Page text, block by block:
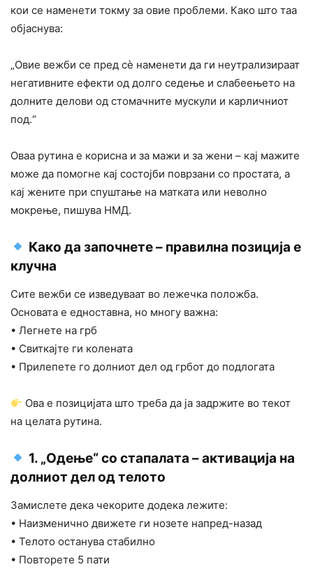
кои се наменети токму за овие проблеми. Како што таа
објаснува:
„Овие вежби се пред сè наменети да ги неутрализираат
негативните ефекти од долго седење и слабеењето на
долните делови од стомачните мускули и карличниот
под.“
Оваа рутина е корисна и за мажи и за жени – кај мажите
може да помогне кај состојби поврзани со простата, а
кај жените при спуштање на матката или неволно
мокрење, пишува НМД.
Како да започнете – правилна позиција е
клучна
Сите вежби се изведуваат во лежечка положба.
Основата е едноставна, но многу важна:
• Легнете на грб
• Свиткајте ги колената
• Прилепете го долниот дел од грбот до подлогата
Ова е позицијата што треба да ја задржите во текот
на целата рутина.
1. „Одење“ со стапалата – активација на
долниот дел од телото
Замислете дека чекорите додека лежите:
• Наизменично движете ги нозете напред-назад
• Телото останува стабилно
• Повторете 5 пати